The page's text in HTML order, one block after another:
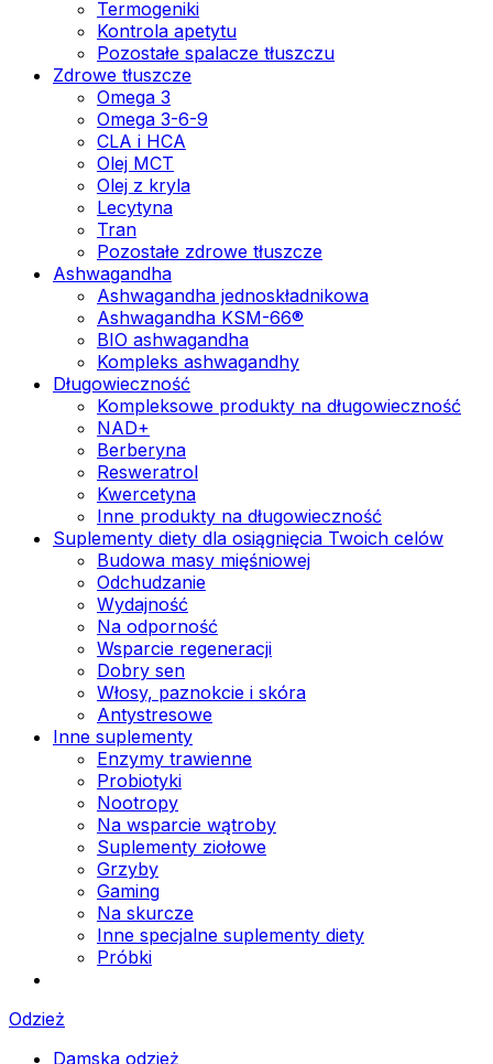
Termogeniki
Kontrola apetytu
Pozostałe spalacze tłuszczu
Zdrowe tłuszcze
Omega 3
Omega 3-6-9
CLA i HCA
Olej MCT
Olej z kryla
Lecytyna
Tran
Pozostałe zdrowe tłuszcze
Ashwagandha
Ashwagandha jednoskładnikowa
Ashwagandha KSM-66®
BIO ashwagandha
Kompleks ashwagandhy
Długowieczność
Kompleksowe produkty na długowieczność
NAD+
Berberyna
Resweratrol
Kwercetyna
Inne produkty na długowieczność
Suplementy diety dla osiągnięcia Twoich celów
Budowa masy mięśniowej
Odchudzanie
Wydajność
Na odporność
Wsparcie regeneracji
Dobry sen
Włosy, paznokcie i skóra
Antystresowe
Inne suplementy
Enzymy trawienne
Probiotyki
Nootropy
Na wsparcie wątroby
Suplementy ziołowe
Grzyby
Gaming
Na skurcze
Inne specjalne suplementy diety
Próbki
Odzież
Damska odzież